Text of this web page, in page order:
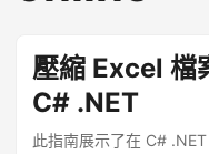
壓縮 Excel 檔
C# .NET
此指南展示了在 C#